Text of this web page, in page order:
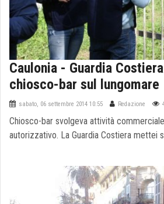
Caulonia - Guardia
chiosco-bar sul lungomare
sabato, 06 settembre 2014 10:55 Redazione
Chiosco-bar svolgeva attività
autorizzativo. La Guardia Costiera mettei